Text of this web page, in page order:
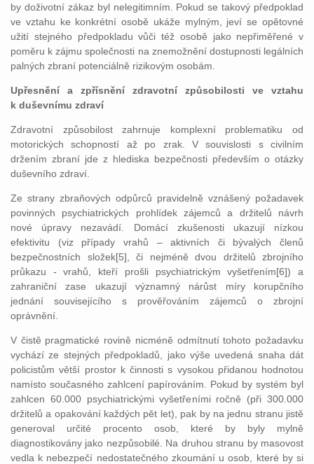
by doživotní zákaz byl nelegitimním. Pokud se takový předpoklad
ve vztahu ke konkrétní osobě ukáže mylným, jeví se opětovné
užití stejného předpokladu vůči též osobě jako nepřiměřené v
poměru k zájmu společnosti na znemožnění dostupnosti legálních
palných zbraní potenciálně rizikovým osobám.
Upřesnění a zpřísnění zdravotní způsobilosti ve vztahu
k duševnímu zdraví
Zdravotní způsobilost zahrnuje komplexní problematiku od
motorických schopností až po zrak. V souvislosti s civilním
držením zbraní jde z hlediska bezpečnosti především o otázky
duševního zdraví.
Ze strany zbraňových odpůrců pravidelně vznášený požadavek
povinných psychiatrických prohlídek zájemců a držitelů návrh
nové úpravy nezavádí. Domácí zkušenosti ukazují nízkou
efektivitu (viz případy vrahů – aktivních či bývalých členů
bezpečnostních složek[5], či nejméně dvou držitelů zbrojního
průkazu - vrahů, kteří prošli psychiatrickým vyšetřením[6]) a
zahraniční zase ukazují významný nárůst míry korupčního
jednání souvisejícího s prověřováním zájemců o zbrojní
oprávnění.
V čistě pragmatické rovině nicméně odmítnutí tohoto požadavku
vychází ze stejných předpokladů, jako výše uvedená snaha dát
policistům větší prostor k činnosti s vysokou přidanou hodnotou
namísto současného zahlcení papírováním. Pokud by systém byl
zahlcen 60.000 psychiatrickými vyšetřeními ročně (při 300.000
držitelů a opakování každých pět let), pak by na jednu stranu jistě
generoval určité procento osob, které by byly mylně
diagnostikovány jako nezpůsobilé. Na druhou stranu by masovost
vedla k nebezpečí nedostatečného zkoumání u osob, které by si